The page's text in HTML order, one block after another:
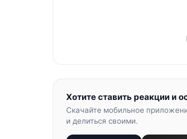
Хотите ставить реакции и
Скачайте мобильное
и делиться своими.